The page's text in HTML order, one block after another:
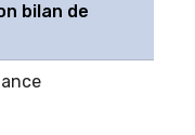
bilan de